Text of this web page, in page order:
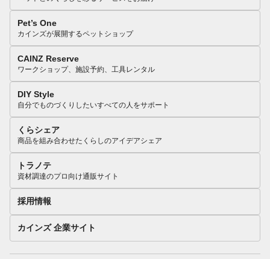
Pet’s One
カインズが展開するペットショップ
CAINZ Reserve
ワークショップ、施設予約、工具レンタル
DIY Style
自分でものづくりしたいすべての人をサポート
くらシェア
商品を組み合わせたくらしのアイデアシェア
トラノテ
資材調達のプロ向け通販サイト
採用情報
カインズ 企業サイト